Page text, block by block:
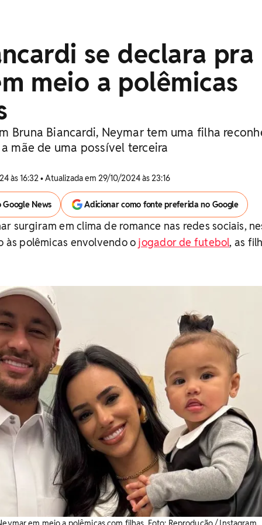
se declara pra
meio a polêmicas
Bruna Biancardi, Neymar tem uma filha
mãe de uma possível terceira
às 16:32 • Atualizada em 29/10/2024 às 23:16
Google News Adicionar como fonte preferida no Google
surgiram em clima de romance nas redes sociais,
às polêmicas envolvendo o jogador de futebol, as